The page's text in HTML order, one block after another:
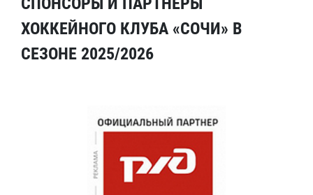
ХОККЕЙНОГО КЛУБА «СОЧИ» В
СЕЗОНЕ 2025/2026